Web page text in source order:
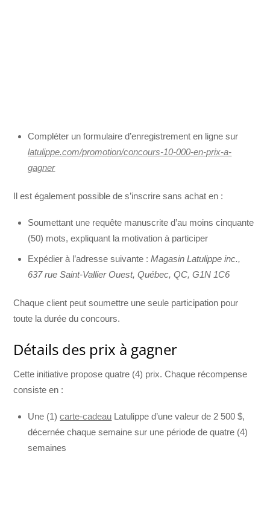
Compléter un formulaire d’enregistrement en ligne sur
latulippe.com/promotion/concours-10-000-en-prix-a-
gagner
Il est également possible de s’inscrire sans achat en :
Soumettant une requête manuscrite d’au moins cinquante
(50) mots, expliquant la motivation à participer
Expédier à l’adresse suivante :Magasin Latulippe inc.,
637 rue Saint-Vallier Ouest, Québec, QC, G1N 1C6
Chaque client peut soumettre une seule participation pour
toute la durée du concours.
Détails des prix à gagner
Cette initiative propose quatre (4) prix. Chaque récompense
consiste en :
Une (1)carte-cadeau Latulippe d’une valeur de 2 500 $,
décernée chaque semaine sur une période de quatre (4)
semaines